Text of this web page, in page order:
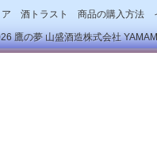
酒トラスト 商品の購入方法
鷹の夢 山盛酒造株式会社